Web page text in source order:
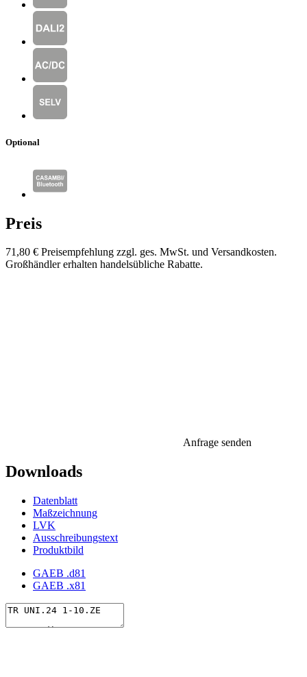
Optional
Preis
71,80 € Preisempfehlung zzgl. ges. MwSt. und Versandkosten.
Großhändler erhalten handelsübliche Rabatte.
Anfrage senden
Downloads
Datenblatt
Maßzeichnung
LVK
Ausschreibungstext
Produktbild
GAEB .d81
GAEB .x81